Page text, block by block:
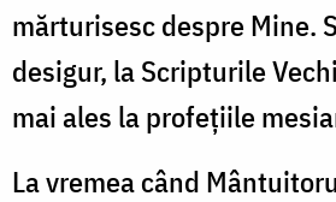
mărturisesc despre Mine.
desigur, la Scripturile
mai ales la profeţiile
La vremea când